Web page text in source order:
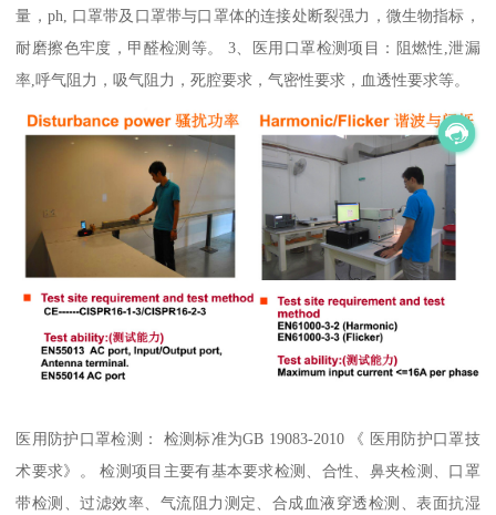
量，ph, 口罩带及口罩带与口罩体的连接处断裂强力，微生物指标，
耐磨擦色牢度，甲醛检测等。 3、医用口罩检测项目：阻燃性,泄漏
率,呼气阻力，吸气阻力，死腔要求，气密性要求，血透性要求等。
医用防护口罩检测： 检测标准为GB 19083-2010 《 医用防护口罩技
术要求》。 检测项目主要有基本要求检测、合性、鼻夹检测、口罩
带检测、过滤效率、气流阻力测定、合成血液穿透检测、表面抗湿